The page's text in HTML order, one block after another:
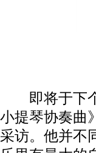
即将于下个
小提琴协奏曲
采访。他并不